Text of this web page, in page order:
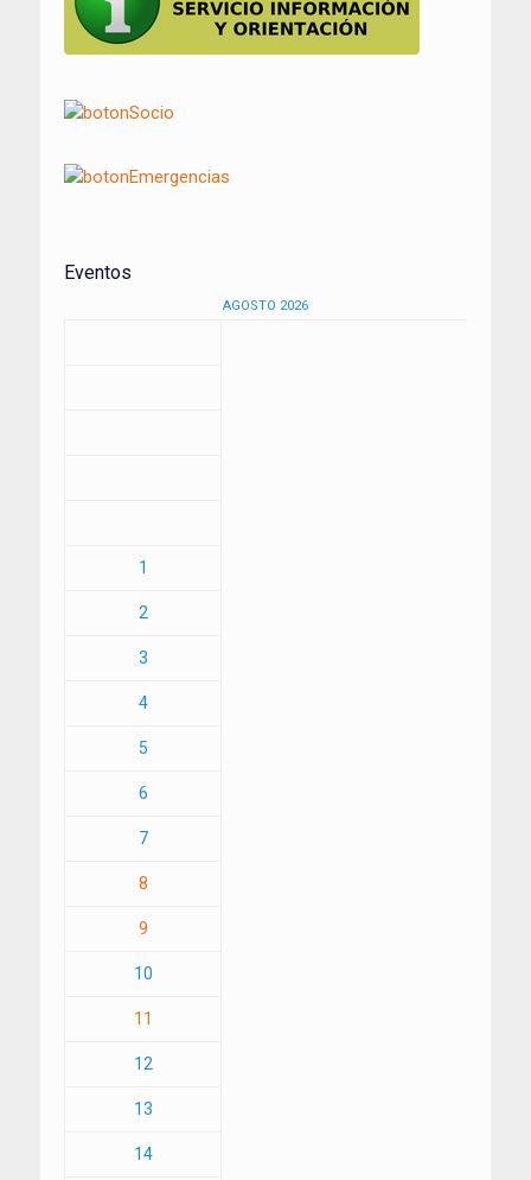
Eventos
AGOSTO 2026
1
2
3
4
5
6
7
8
9
10
11
12
13
14